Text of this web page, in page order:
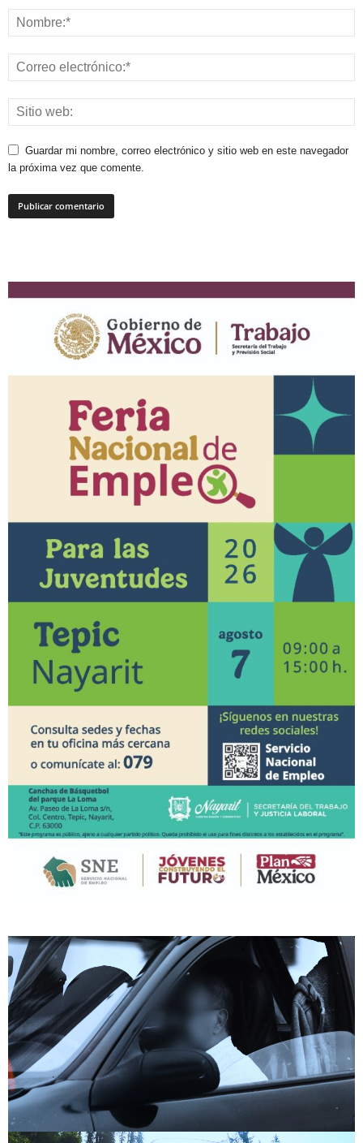
Guardar mi nombre, correo electrónico y sitio web en este navegador
la próxima vez que comente.